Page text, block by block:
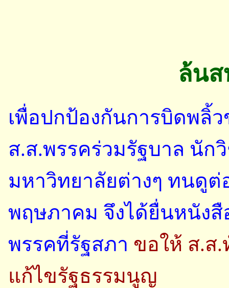
ล้นส
เพื่อปกป้องกันการบิดพลิ้ว
ส.ส.พรรคร่วมรัฐบาล นัก
มหาวิทยาลัยต่างๆ ทนดูต่
พฤษภาคม จึงได้ยื่นหนังสื
พรรคที่รัฐสภา ขอให้ ส.ส.
แก้ไขรัฐธรรมนูญ